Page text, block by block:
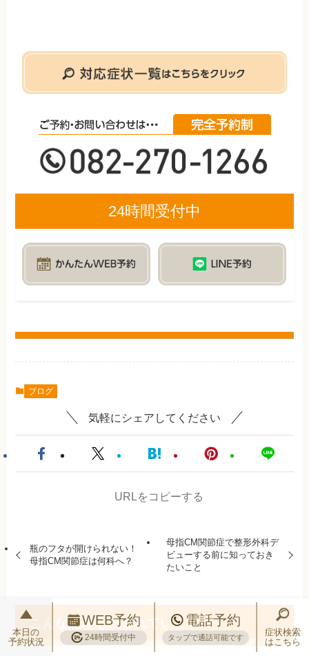
24時間受付中
ブログ
気軽にシェアしてください
URLをコピーする
瓶のフタが開けられない！
母指CM関節症は何科へ？
母指CM関節症で整形外科デ
ビューする前に知っておき
たいこと
こんな記事も読まれています
本日の
予約状況
WEB予約
24時間受付中
電話予約
タップで通話可能です
症状検索
はこちら